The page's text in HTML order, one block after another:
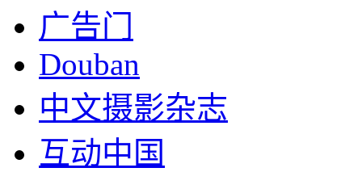
广告门
Douban
中文摄影杂志
互动中国